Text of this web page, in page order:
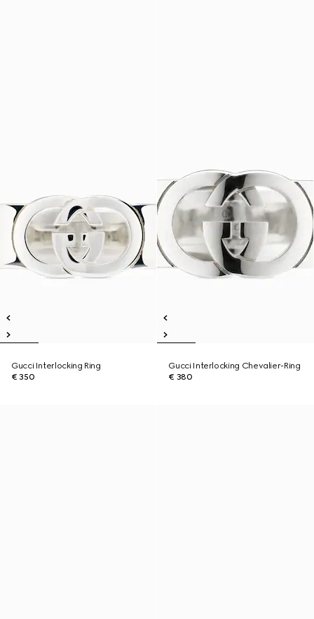
Gucci Interlocking Ring
€ 350
Gucci Interlocking Chevalier-Ring
€ 380